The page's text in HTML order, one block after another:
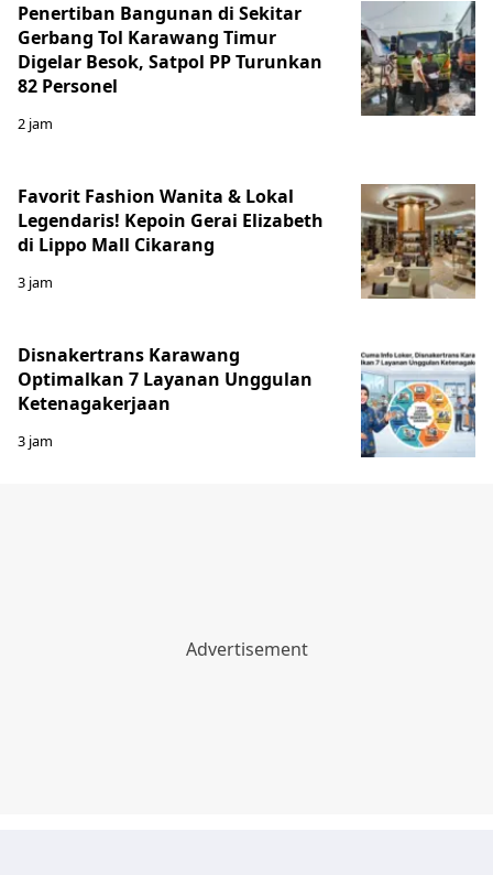
Penertiban Bangunan di Sekitar
Gerbang Tol Karawang Timur
Digelar Besok, Satpol PP Turunkan
82 Personel
2 jam
Favorit Fashion Wanita & Lokal
Legendaris! Kepoin Gerai Elizabeth
di Lippo Mall Cikarang
3 jam
Disnakertrans Karawang
Optimalkan 7 Layanan Unggulan
Ketenagakerjaan
3 jam